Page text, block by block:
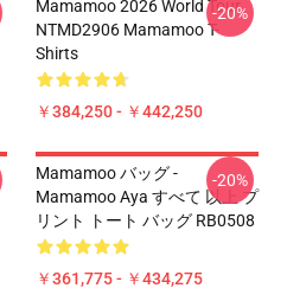
Mamamoo 2026 World Tour
NTMD2906 Mamamoo T-
Shirts
￥384,250 - ￥442,250
-20%
Mamamoo バッグ -
Mamamoo Aya すべて 以上 プ
リント トート バッグ RB0508
￥361,775 - ￥434,275
-20%